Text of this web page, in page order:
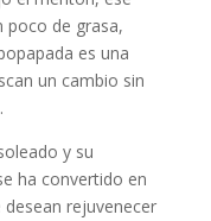
poco de grasa,
es una
un cambio sin
y su
ha convertido en
rejuvenecer